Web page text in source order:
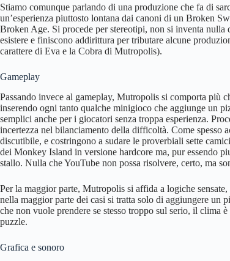
Stiamo comunque parlando di una produzione che fa di
un’esperienza piuttosto lontana dai canoni di un Broken
Broken Age. Si procede per stereotipi, non si inventa
esistere e finiscono addirittura per tributare alcune
carattere di Eva e la Cobra di Mutropolis).
Gameplay
Passando invece al gameplay, Mutropolis si comporta più
inserendo ogni tanto qualche minigioco che aggiunge un
semplici anche per i giocatori senza troppa esperienza.
incertezza nel bilanciamento della difficoltà. Come spesso
discutibile, e costringono a sudare le proverbiali sette
dei Monkey Island in versione hardcore ma, pur essendo
stallo. Nulla che YouTube non possa risolvere, certo, ma
Per la maggior parte, Mutropolis si affida a logiche
nella maggior parte dei casi si tratta solo di aggiungere un
che non vuole prendere se stesso troppo sul serio, il clima
puzzle.
Grafica e sonoro